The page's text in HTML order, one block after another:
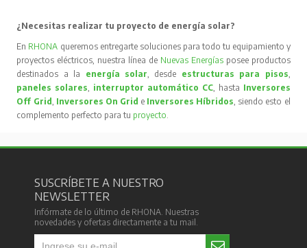
¿Necesitas realizar tu proyecto de energía solar?
En RHONA queremos entregarte soluciones para todo tu equipamiento y
proyectos eléctricos, nuestra línea de Nuevas Energíasposee productos
destinados a la energía solar, desde estructuras para pisos,
paneles solares, interruptor automático CC, hasta Inversores
Off Grid, Inversores On Grid e Inversores Híbridos, siendo esto el
complemento perfecto para tu proyecto.
SUSCRÍBETE A NUESTRO
NEWSLETTER
Infórmate de lo último de RHONA. Nuestras
novedades y ofertas directamente a tu mail.